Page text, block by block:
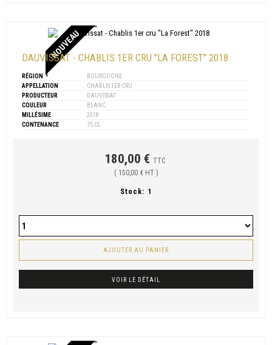
NOUVEAU
DAUVISSAT - CHABLIS 1ER CRU "LA FOREST" 2018
RÉGION
BOURGOGNE
APPELLATION
CHABLIS 1ER CRU
PRODUCTEUR
DAUVISSAT
COULEUR
BLANC
MILLÉSIME
2018
CONTENANCE
75 CL
180,00 € TTC
( 150,00 € HT )
Stock: 1
AJOUTER AU PANIER
VOIR LE DÉTAIL